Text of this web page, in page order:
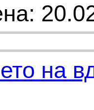
на